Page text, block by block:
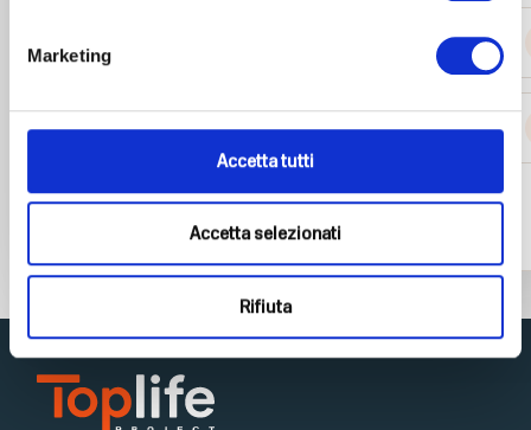
Marketing
Accetta tutti
Accetta selezionati
Rifiuta
45-54 Jahre
55 Jahre oder mehr
Neustart